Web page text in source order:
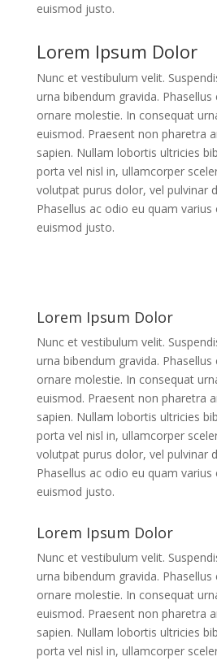
euismod justo.
Lorem Ipsum Dolor
Nunc et vestibulum velit.
urna bibendum gravida.
ornare molestie. In consequat
euismod. Praesent non pharetra
sapien. Nullam lobortis ultricies
porta vel nisl in, ullamcorper
volutpat purus dolor, vel pulvinar
Phasellus ac odio eu quam
euismod justo.
Lorem Ipsum Dolor
Nunc et vestibulum velit.
urna bibendum gravida.
ornare molestie. In consequat
euismod. Praesent non pharetra
sapien. Nullam lobortis ultricies
porta vel nisl in, ullamcorper
volutpat purus dolor, vel pulvinar
Phasellus ac odio eu quam
euismod justo.
Lorem Ipsum Dolor
Nunc et vestibulum velit.
urna bibendum gravida.
ornare molestie. In consequat
euismod. Praesent non pharetra
sapien. Nullam lobortis ultricies
porta vel nisl in, ullamcorper